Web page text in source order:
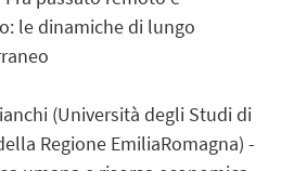
le dinamiche di lungo
(Università degli Studi di
Regione EmiliaRomagna) -